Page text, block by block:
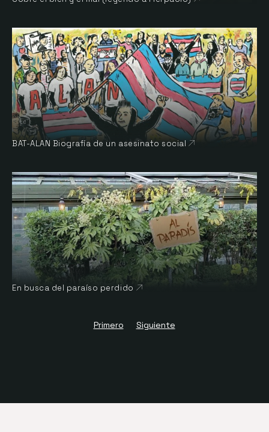
BAT-ALAN Biografía de un asesinato social
En busca del paraíso perdido Abre en nueva ventana
Primero Siguiente